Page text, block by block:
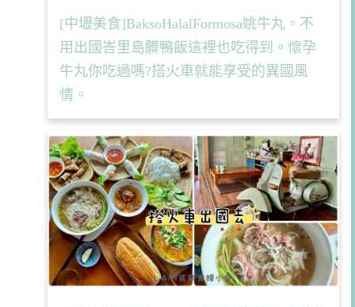
[中壢美食]BaksoHalalFormosa姚牛丸。不
用出國峇里島髒鴨飯這裡也吃得到。懷孕
牛丸你吃過嗎?搭火車就能享受的異國風
情。